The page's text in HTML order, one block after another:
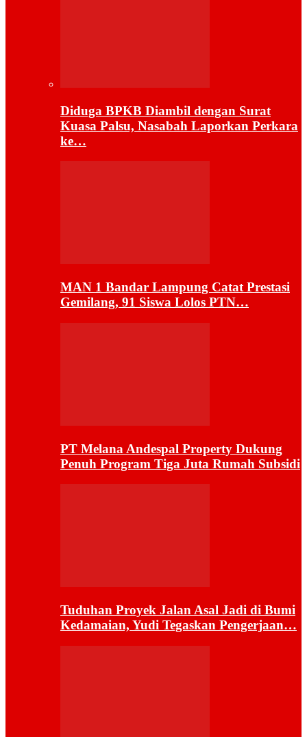
Diduga BPKB Diambil dengan Surat
Kuasa Palsu, Nasabah Laporkan Perkara
ke…
MAN 1 Bandar Lampung Catat Prestasi
Gemilang, 91 Siswa Lolos PTN…
PT Melana Andespal Property Dukung
Penuh Program Tiga Juta Rumah Subsidi
Tuduhan Proyek Jalan Asal Jadi di Bumi
Kedamaian, Yudi Tegaskan Pengerjaan…